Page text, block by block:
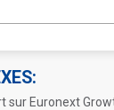
sur Euronext